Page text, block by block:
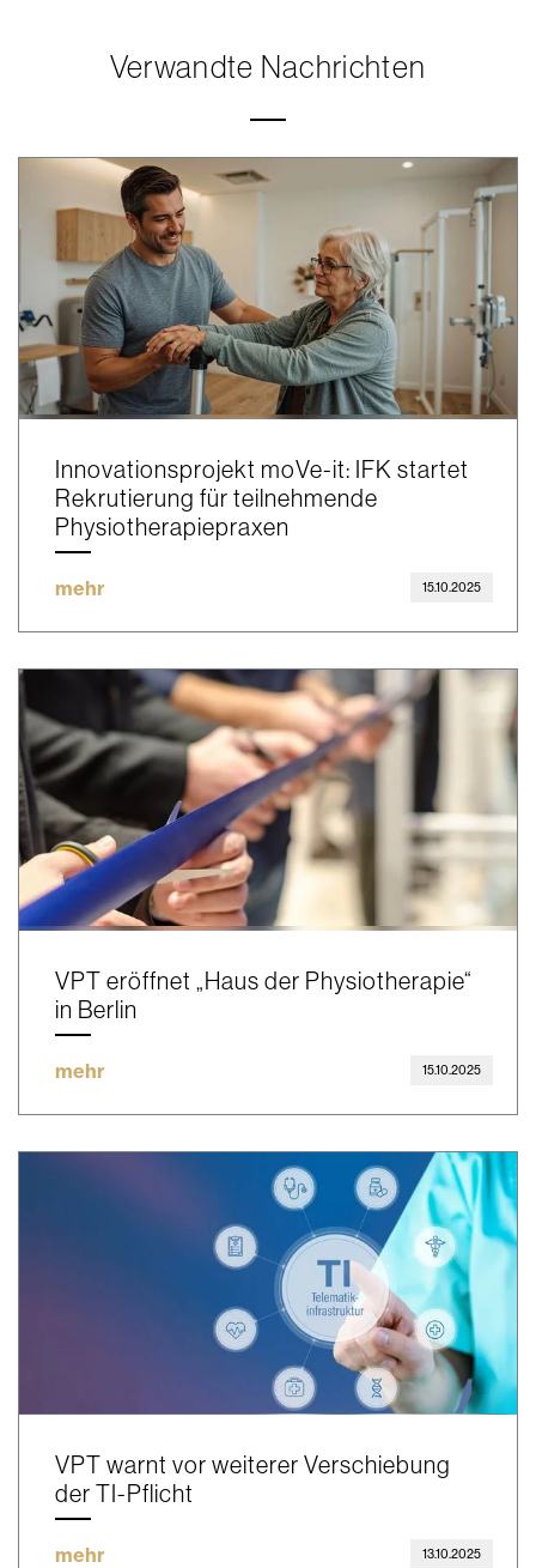
Verwandte Nachrichten
Innovationsprojekt moVe-it: IFK startet
Rekrutierung für teilnehmende
Physiotherapiepraxen
mehr 15.10.2025
VPT eröffnet „Haus der Physiotherapie“
in Berlin
mehr 15.10.2025
VPT warnt vor weiterer Verschiebung
der TI-Pflicht
mehr 13.10.2025